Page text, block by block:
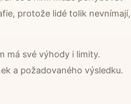
protože lidé tolik nevnímají,
má své výhody i limity.
a požadovaného výsledku.